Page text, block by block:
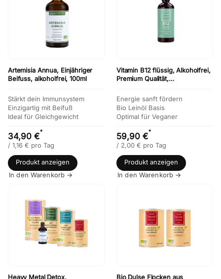
Artemisia Annua, Einjähriger
Beifuss, alkoholfrei, 100ml
Stärkt dein Immunsystem
Einzigartig mit Beifuß
Ideal für Gleichgewicht
34,90 €*
/ 1,16 € pro Tag
Produkt anzeigen
In den Warenkorb →
Vitamin B12 flüssig, Alkoholfrei,
Premium Qualität,
Energie sanft fördern
Bio Leinöl Basis
Optimal für Veganer
59,90 €*
/ 2,00 € pro Tag
Produkt anzeigen
In den Warenkorb →
Heavy Metal Detox,
Bio Dulse Flocken aus